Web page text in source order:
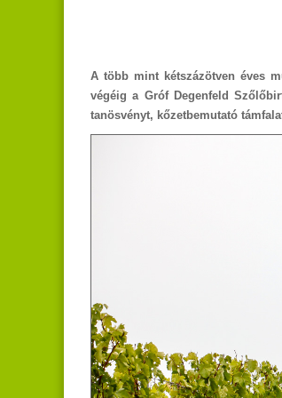
A több mint kétszázötven éves
végéig a Gróf Degenfeld
tanösvényt, kőzetbemutató